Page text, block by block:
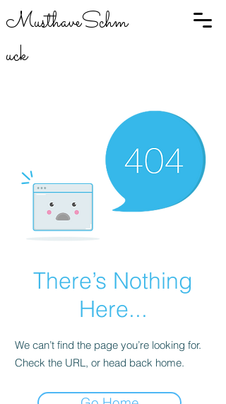
MusthaveSchm
uck
There’s Nothing
Here...
We can’t find the page you’re looking for.
Check the URL, or head back home.